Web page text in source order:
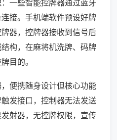
一些智能控牌器通过蓝牙
接。手机端软件预设好牌
器，控牌器接收到信号后
构，在麻将机洗牌、码牌
目的。
便携随身设计但核心功能
发接口，控制器无法发送
射器，无控牌权限，宣传